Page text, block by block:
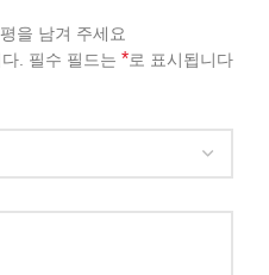
을 남겨 주세요
. 필수 필드는 *로 표시됩니다